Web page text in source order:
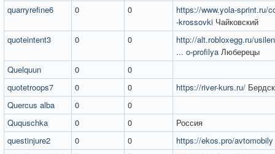
quarryrefine6
0 0
https://www.yola-sprint.ru/
-krossovki Чайковский
quoteintent3
0 0
http://alt.robloxegg.ru/
... o-profilya Люберецы
Quelquun
0
0
quotetroops7
0 0 https://river-kurs.ru/ Бердск
Quercus alba
0
0
Ququschka
0 0
Россия
questinjure2
0 0 https://ekos.pro/avtomobily